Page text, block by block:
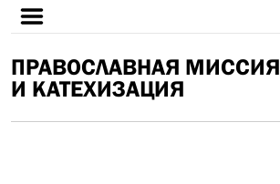
ПРАВОСЛАВНАЯ МИССИЯ
И КАТЕХИЗАЦИЯ